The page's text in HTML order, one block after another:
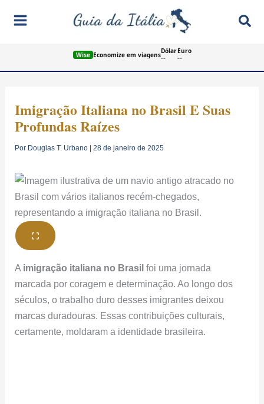
para
Wise Economize em viagensDólar
--
Euro
--
Imigração Italiana no Brasil E Suas
Profundas Raízes
Por Douglas T. Urbano |28 de janeiro de 2025
A imigração italiana no Brasil foi uma jornada
marcada por coragem e determinação. Ao longo dos
séculos, o trabalho duro desses imigrantes deixou
marcas duradouras. Essas contribuições culturais,
certamente, moldaram a identidade brasileira.